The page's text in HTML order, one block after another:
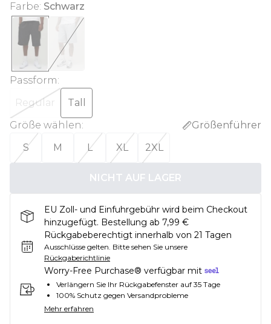
Farbe: Schwarz
Passform:
Regular
Tall
Größe wählen:
Größenführer
S
M L XL 2XL
NICHT AUF LAGER
EU Zoll- und Einfuhrgebühr wird beim Checkout
hinzugefügt. Bestellung ab 7,99 €
Rückgabeberechtigt innerhalb von 21 Tagen
Ausschlüsse gelten. Bitte sehen Sie unsere
Rückgaberichtlinie
Worry-Free Purchase® verfügbar mit
Verlängern Sie Ihr Rückgabefenster auf 35 Tage
100% Schutz gegen Versandprobleme
Mehr erfahren